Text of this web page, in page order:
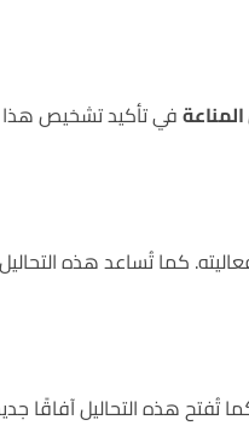
في تأكيد تشخيص
كما تُساعد هذه
تُفتح هذه التحاليل آفاقًا